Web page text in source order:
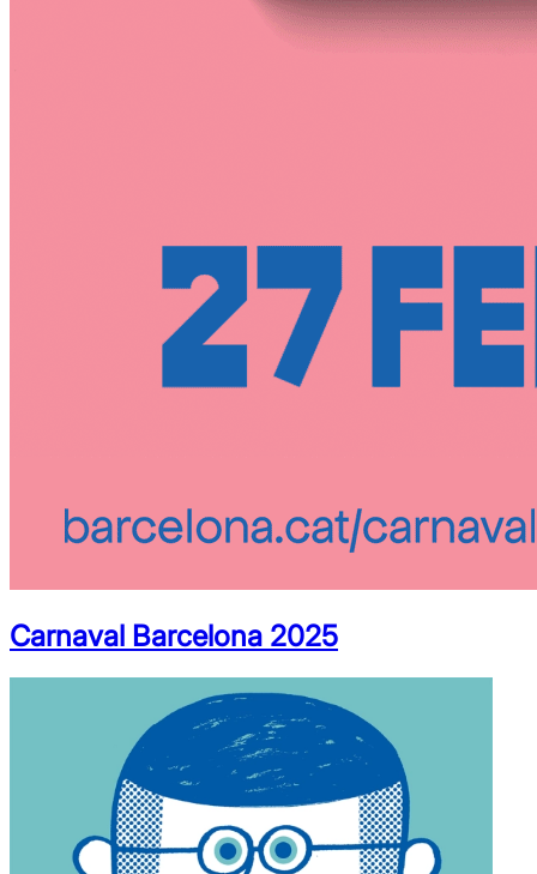
Carnaval Barcelona 2025